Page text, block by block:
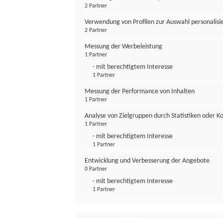
2 Partner
Verwendung von Profilen zur Auswahl
2 Partner
Messung der Werbeleistung
1 Partner
- mit berechtigtem Interesse
1 Partner
Messung der Performance von Inhalten
1 Partner
Analyse von Zielgruppen durch Statistiken oder
1 Partner
- mit berechtigtem Interesse
1 Partner
Entwicklung und Verbesserung der Angebote
0 Partner
- mit berechtigtem Interesse
1 Partner